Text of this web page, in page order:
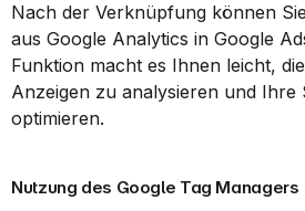
Nach der Verknüpfung können
aus Google Analytics in Google
Funktion macht es Ihnen leicht,
Anzeigen zu analysieren und Ihre
optimieren.
Nutzung des Google Tag Managers